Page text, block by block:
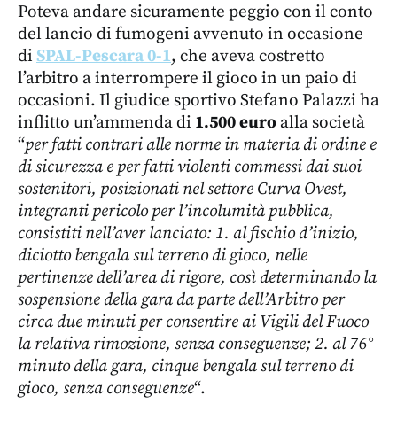
Poteva andare sicuramente peggio con il conto
del lancio di fumogeni avvenuto in occasione
di SPAL-Pescara 0-1, che aveva costretto
l’arbitro a interrompere il gioco in un paio di
occasioni. Il giudice sportivo Stefano Palazzi ha
inflitto un’ammenda di 1.500 euro alla società
“per fatti contrari alle norme in materia di ordine e
di sicurezza e per fatti violenti commessi dai suoi
sostenitori, posizionati nel settore Curva Ovest,
integranti pericolo per l’incolumità pubblica,
consistiti nell’aver lanciato: 1. al fischio d’inizio,
diciotto bengala sul terreno di gioco, nelle
pertinenze dell’area di rigore, così determinando la
sospensione della gara da parte dell’Arbitro per
circa due minuti per consentire ai Vigili del Fuoco
la relativa rimozione, senza conseguenze; 2. al 76°
minuto della gara, cinque bengala sul terreno di
gioco, senza conseguenze“.